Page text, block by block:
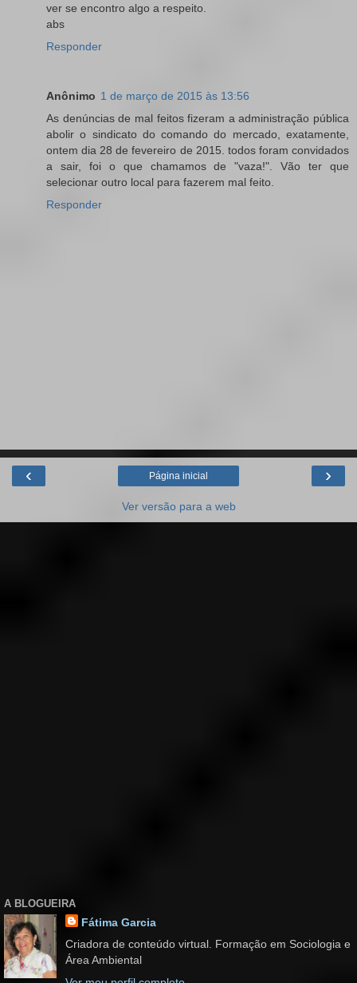
ver se encontro algo a respeito.
abs
Responder
Anônimo 1 de março de 2015 às 13:56
As denúncias de mal feitos fizeram a administração pública
abolir o sindicato do comando do mercado, exatamente,
ontem dia 28 de fevereiro de 2015. todos foram convidados
a sair, foi o que chamamos de "vaza!". Vão ter que
selecionar outro local para fazerem mal feito.
Responder
‹ ›
Página inicial
Ver versão para a web
A BLOGUEIRA
Fátima Garcia
Criadora de conteúdo virtual. Formação em Sociologia e
Área Ambiental